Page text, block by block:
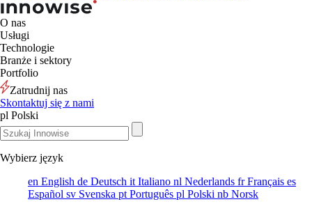
O nas
Usługi
Technologie
Branże i sektory
Portfolio
Zatrudnij nas
Skontaktuj się z nami
pl Polski
Wybierz język
en English de Deutsch it Italiano nl Nederlands frFrançais es
Español sv Svenska pt Português pl Polski nb Norsk